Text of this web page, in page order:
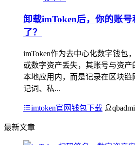
卸载imToken后，你的账
了？
imToken作为去中心化数字钱包
或数字资产丢失，其账号与资
本地应用内，而是记录在区块链
记词、私...
imtoken官网钱包下载
最新文章